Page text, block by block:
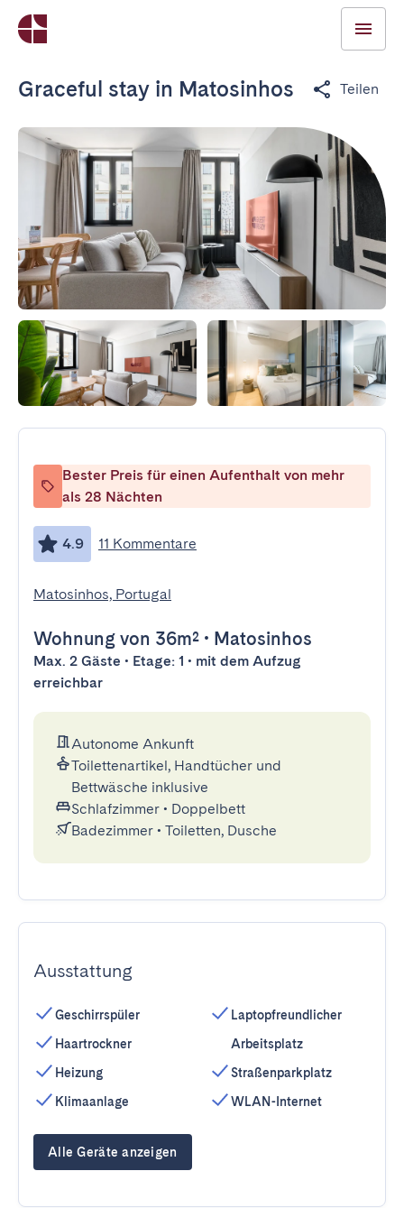
Graceful stay in Matosinhos Teilen
Bester Preis für einen Aufenthalt von mehr
als 28 Nächten
4.9 11 Kommentare
Matosinhos, Portugal
Wohnung von 36m² • Matosinhos
Max. 2 Gäste • Etage: 1 • mit dem Aufzug
erreichbar
Autonome Ankunft
Toilettenartikel, Handtücher und
Bettwäsche inklusive
Schlafzimmer • Doppelbett
Badezimmer • Toiletten, Dusche
Ausstattung
Geschirrspüler
Haartrockner
Heizung
Klimaanlage
Laptopfreundlicher
Arbeitsplatz
Straßenparkplatz
WLAN-Internet
Alle Geräte anzeigen